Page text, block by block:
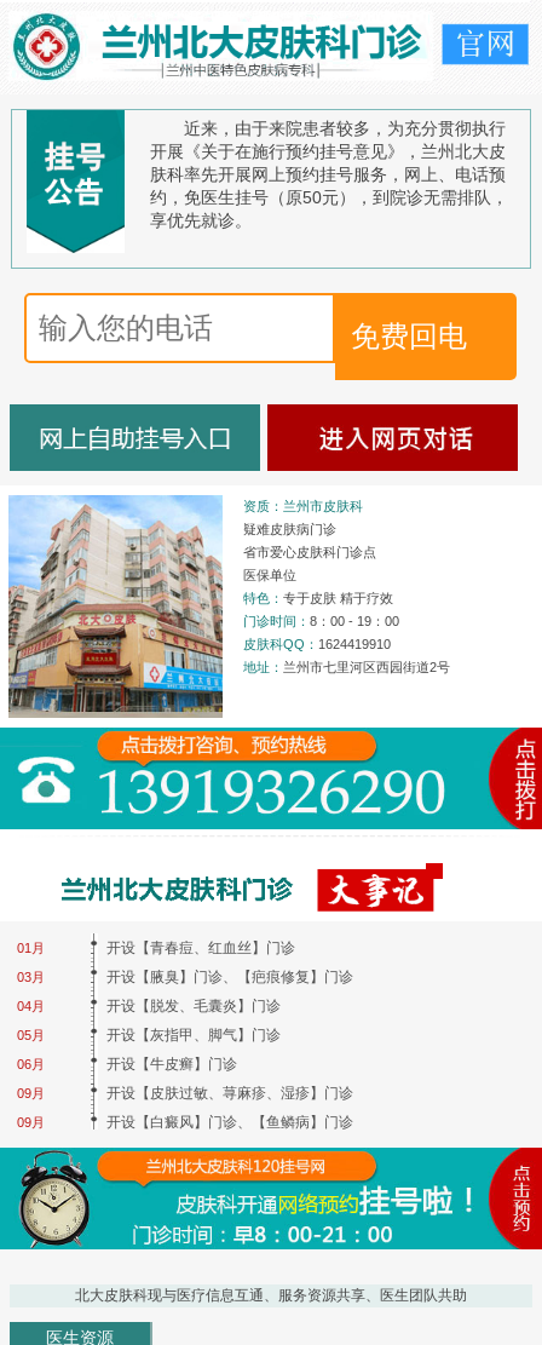
近来，由于来院患者较多，为充分贯彻执行
开展《关于在施行预约挂号意见》，兰州北大皮
肤科率先开展网上预约挂号服务，网上、电话预
约，免医生挂号（原50元），到院诊无需排队，
享优先就诊。
资质：兰州市皮肤科
疑难皮肤病门诊
省市爱心皮肤科门诊点
医保单位
特色：专于皮肤 精于疗效
门诊时间：8：00 - 19：00
皮肤科QQ： 1624419910
地址： 兰州市七里河区西园街道2号
01月
03月
04月
05月
06月
09月
09月
开设【青春痘、红血丝】门诊
开设【腋臭】门诊、【疤痕修复】门诊
开设【脱发、毛囊炎】门诊
开设【灰指甲、脚气】门诊
开设【牛皮癣】门诊
开设【皮肤过敏、荨麻疹、湿疹】门诊
开设【白癜风】门诊、【鱼鳞病】门诊
北大皮肤科现与医疗信息互通、服务资源共享、医生团队共助
医生资源